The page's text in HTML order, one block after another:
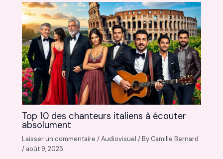
Top 10 des chanteurs italiens à écouter
absolument
Laisser un commentaire /Audiovisuel / By Camille Bernard
/ août 9, 2025